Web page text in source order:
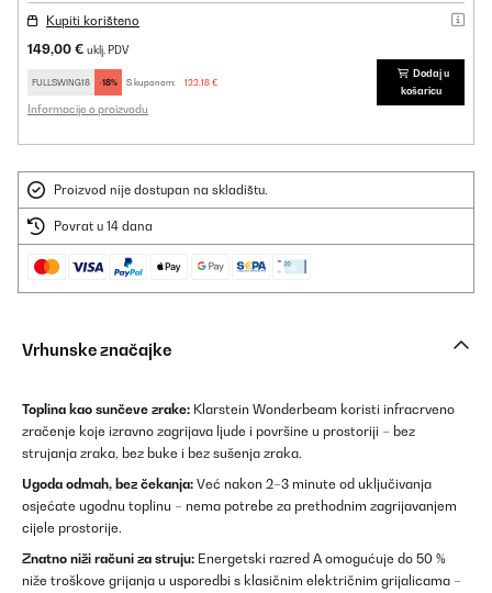
Kupiti korišteno
149,00 € uklj. PDV
FULLSWING18 -18% S kuponom: 122,18 €
Informacije o proizvodu
Dodaj u
košaricu
Proizvod nije dostupan na skladištu.
Povrat u 14 dana
Vrhunske značajke
Toplina kao sunčeve zrake: Klarstein Wonderbeam koristi infracrveno
zračenje koje izravno zagrijava ljude i površine u prostoriji – bez
strujanja zraka, bez buke i bez sušenja zraka.
Ugoda odmah, bez čekanja: Već nakon 2–3 minute od uključivanja
osjećate ugodnu toplinu – nema potrebe za prethodnim zagrijavanjem
cijele prostorije.
Znatno niži računi za struju: Energetski razred A omogućuje do 50 %
niže troškove grijanja u usporedbi s klasičnim električnim grijalicama –